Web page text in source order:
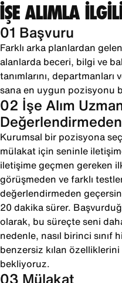
İŞE ALIMLA
01 Başvuru
Farklı arka planlardan
alanlarda beceri, bilgi ve
tanımlarını,
sana en uygun pozisyonu
02 İşe Alım
Kurumsal bir pozisyona
mülakat için seninle
iletişime geçmen gereken
görüşmeden ve farklı
değerlendirmeden
20 dakika sürer.
olarak, bu süreçte seni
nedenle, nasıl birinci sınıf
benzersiz kılan
bekliyoruz.